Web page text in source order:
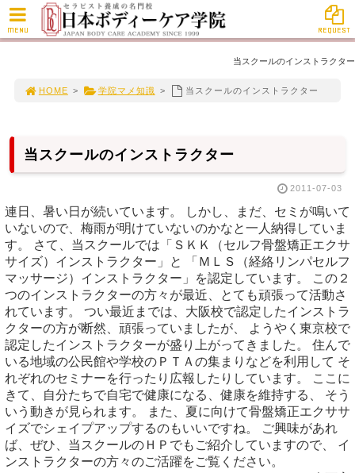
当スクールのインストラクター
HOME > 学院マメ知識 > 当スクールのインストラクター
当スクールのインストラクター
2011-07-03
連日、暑い日が続いています。 しかし、まだ、セミが鳴いて
いないので、梅雨が明けていないのかなと一人納得していま
す。 さて、当スクールでは「ＳＫＫ（セルフ骨盤矯正エクサ
サイズ）インストラクター」と 「ＭＬＳ（経絡リンパセルフ
マッサージ）インストラクター」を認定しています。 この２
つのインストラクターの方々が最近、とても頑張って活動さ
れています。 つい最近までは、大阪校で認定したインストラ
クターの方が断然、頑張っていましたが、 ようやく東京校で
認定したインストラクターが盛り上がってきました。 住んで
いる地域の公民館や学校のＰＴＡの集まりなどを利用して そ
れぞれのセミナーを行ったり広報したりしています。 ここに
きて、自分たちで自宅で健康になる、健康を維持する、 そう
いう動きが見られます。 また、夏に向けて骨盤矯正エクササ
イズでシェイプアップするのもいいですね。 ご興味があれ
ば、ぜひ、当スクールのＨＰでもご紹介していますので、 イ
ンストラクターの方々のご活躍をご覧ください。
MENU REQUEST